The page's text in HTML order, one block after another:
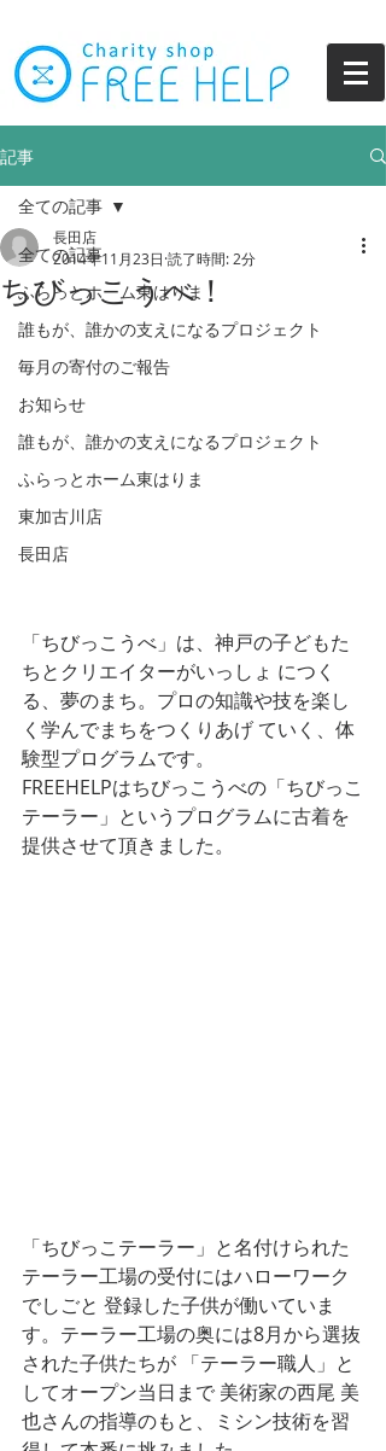
記事
全ての記事
ふらっとホーム東はりま
誰もが、誰かの支えになるプロジェクト
毎月の寄付のご報告
お知らせ
誰もが、誰かの支えになるプロジェクト
ふらっとホーム東はりま
東加古川店
長田店
全ての記事
ちびっこうべ！
長田店
2014年11月23日 読了時間: 2分
「ちびっこうべ」は、神戸の子どもた
ちとクリエイターがいっしょ につく
る、夢のまち。プロの知識や技を楽し
く学んでまちをつくりあげ ていく、体
験型プログラムです。
FREEHELPはちびっこうべの「ちびっこ
テーラー」というプログラムに古着を
提供させて頂きました。
「ちびっこテーラー」と名付けられた
テーラー工場の受付にはハローワーク
でしごと 登録した子供が働いていま
す。テーラー工場の奥には8月から選抜
された子供たちが 「テーラー職人」と
してオープン当日まで 美術家の西尾 美
也さんの指導のもと、ミシン技術を習